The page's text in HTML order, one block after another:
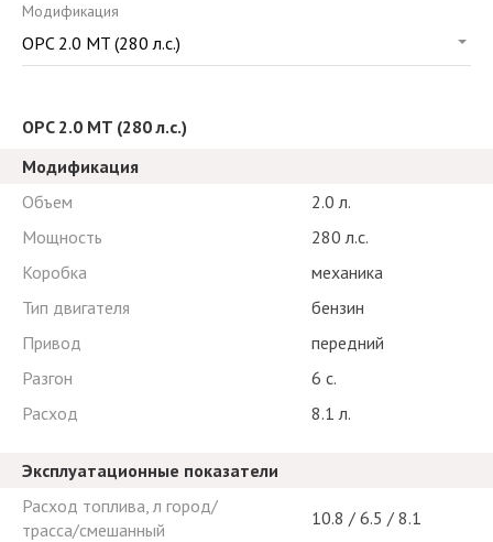
Модификация
OPC 2.0 MT (280 л.с.)
OPC 2.0 MT (280 л.с.)
Модификация
Объем
2.0 л.
Мощность
280 л.с.
Коробка
механика
Тип двигателя
бензин
Привод
передний
Разгон
6 с.
Расход
8.1 л.
Эксплуатационные показатели
Расход топлива, л город/
трасса/смешанный
10.8 / 6.5 / 8.1